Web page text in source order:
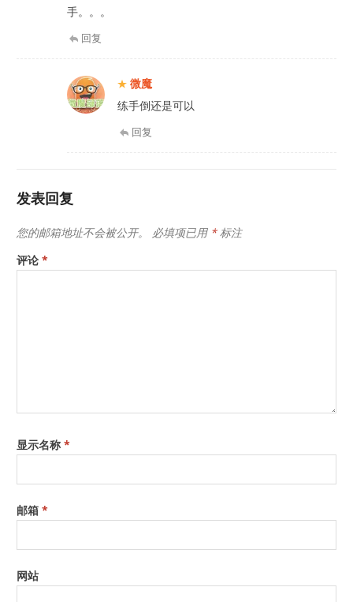
手。。。
回复
微魔
练手倒还是可以
回复
发表回复
您的邮箱地址不会被公开。 必填项已用 *标注
评论*
显示名称*
邮箱*
网站